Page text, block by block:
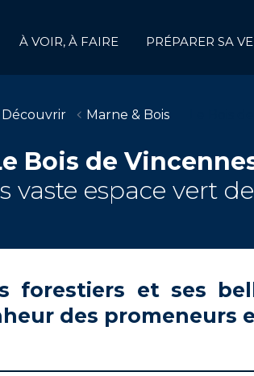
À VOIR, À FAIRE PRÉPARER SA
Découvrir Marne & Bois
Bois de
vaste espace vert
forestiers et ses
des promeneurs